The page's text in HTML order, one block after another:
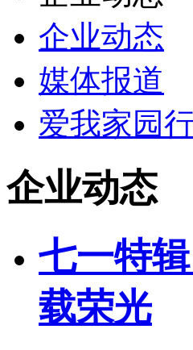
企业动态
媒体报道
爱我家园
企业动态
七一特
载荣光